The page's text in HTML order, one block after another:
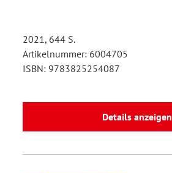
2021, 644 S.
Artikelnummer: 6004705
ISBN: 9783825254087
Details anzeigen